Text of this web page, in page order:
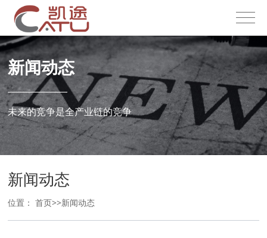
新闻动态
未来的竞争是全产业链的竞争
新闻动态
位置：首页>>新闻动态